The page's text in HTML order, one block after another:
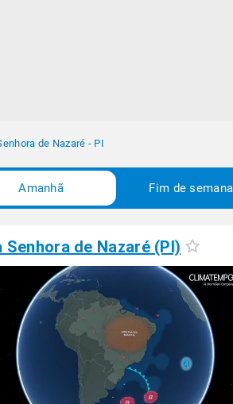
de Nazaré - PI
Amanhã Fim de semana
Senhora de Nazaré (PI)